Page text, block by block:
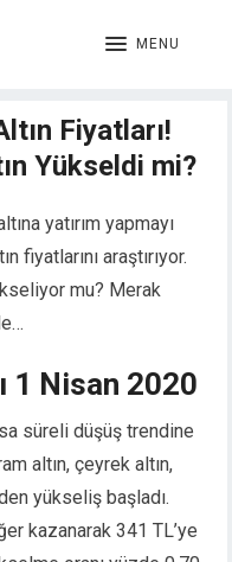
MENU
Fiyatları!
Yükseldi mi?
yatırım yapmayı
fiyatlarını araştırıyor.
mu? Merak
1 Nisan 2020
süreli düşüş trendine
altın, çeyrek altın,
yükseliş başladı.
kazanarak 341 TL’ye